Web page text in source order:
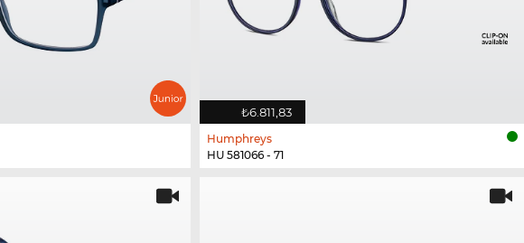
₺6.811,83
Humphreys
HU 581066 - 71